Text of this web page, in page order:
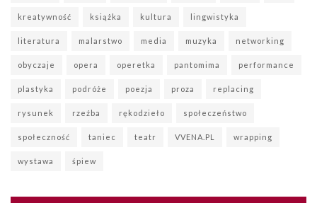
kreatywność książka kultura lingwistyka
literatura malarstwo media muzyka networking
obyczaje opera operetka pantomima performance
plastyka podróże poezja proza replacing
rysunek rzeźba rękodzieło społeczeństwo
społeczność taniec teatr VVENA.PL wrapping
wystawa śpiew